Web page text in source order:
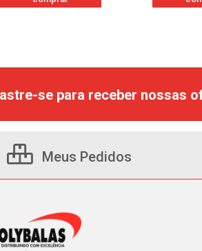
se para receber nossas
Meus Pedidos